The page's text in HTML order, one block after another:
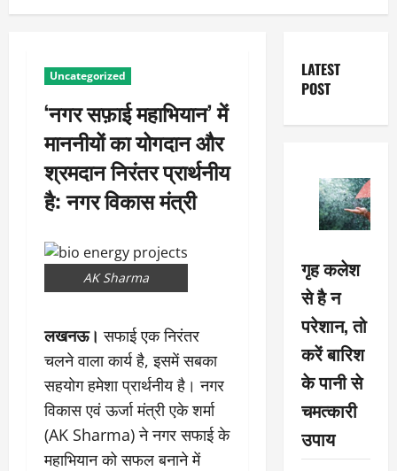
Uncategorized
‘नगर सफ़ाई महाभियान’ में
माननीयों का योगदान और
श्रमदान निरंतर प्रार्थनीय
है: नगर विकास मंत्री
AK Sharma
लखनऊ। सफाई एक निरंतर
चलने वाला कार्य है, इसमें सबका
सहयोग हमेशा प्रार्थनीय है। नगर
विकास एवं ऊर्जा मंत्री एके शर्मा
(AK Sharma) ने नगर सफाई के
महाभियान को सफल बनाने में
LATEST
POST
गृह कलेश
से है न
परेशान, तो
करें बारिश
के पानी से
चमत्कारी
उपाय